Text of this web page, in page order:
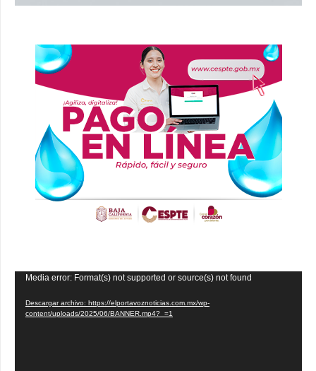
Reproductor
vídeo
Media error: Format(s) not supported or source(s) not found
Descargar archivo: https://elportavoznoticias.com.mx/wp-
content/uploads/2025/06/BANNER.mp4?_=1